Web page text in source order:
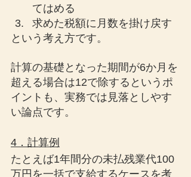
てはめる
求めた税額に月数を掛け戻す
という考え方です。
計算の基礎となった期間が6か月を
超える場合は12で除するというポ
イントも、実務では見落としやす
い論点です。
4．計算例
たとえば1年間分の未払残業代100
万円を一括で支給するケースを考